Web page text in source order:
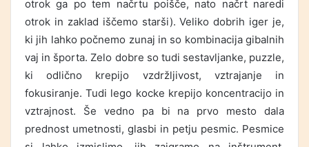
otrok ga po tem načrtu poišče, nato načrt naredi
otrok in zaklad iščemo starši). Veliko dobrih iger je,
ki jih lahko počnemo zunaj in so kombinacija gibalnih
vaj in športa. Zelo dobre so tudi sestavljanke, puzzle,
ki odlično krepijo vzdržljivost, vztrajanje in
fokusiranje. Tudi lego kocke krepijo koncentracijo in
vztrajnost. Še vedno pa bi na prvo mesto dala
prednost umetnosti, glasbi in petju pesmic. Pesmice